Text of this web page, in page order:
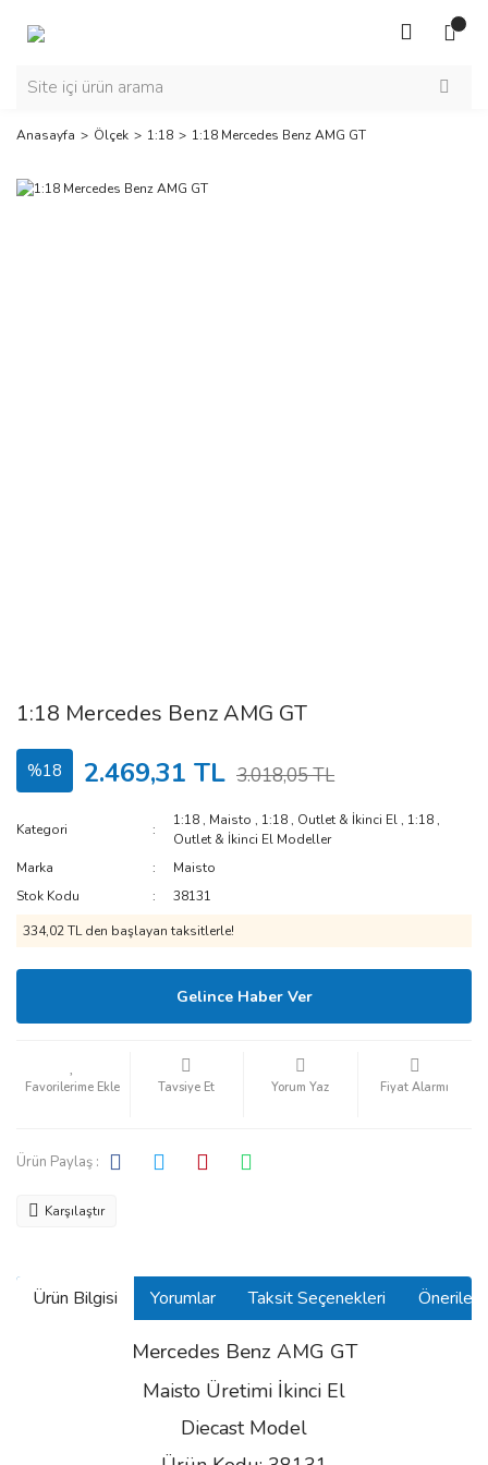
Anasayfa Ölçek 1:18 1:18 Mercedes Benz AMG GT
1:18 Mercedes Benz AMG GT
%18 2.469,31 TL 3.018,05 TL
Kategori
1:18 , Maisto , 1:18 , Outlet & İkinci El , 1:18 ,
Outlet & İkinci El Modeller
Marka
Maisto
Stok Kodu
38131
334,02 TL den başlayan taksitlerle!
Gelince Haber Ver
Tavsiye Et Yorum Yaz Fiyat Alarmı
Ürün Paylaş :
Karşılaştır
Ürün Bilgisi Yorumlar Taksit Seçenekleri
Mercedes Benz AMG GT
Maisto Üretimi İkinci El
Diecast Model